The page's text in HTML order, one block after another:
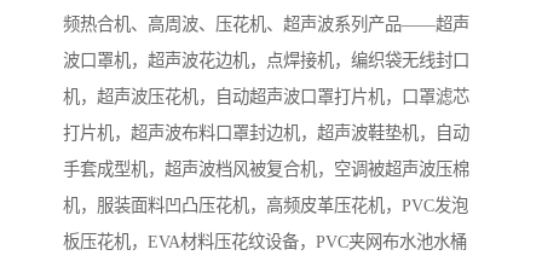
频热合机、高周波、压花机、超声波系列产品——超声
波口罩机，超声波花边机，点焊接机，编织袋无线封口
机，超声波压花机，自动超声波口罩打片机，口罩滤芯
打片机，超声波布料口罩封边机，超声波鞋垫机，自动
手套成型机，超声波档风被复合机，空调被超声波压棉
机，服装面料凹凸压花机，高频皮革压花机，PVC发泡
板压花机，EVA材料压花纹设备，PVC夹网布水池水桶